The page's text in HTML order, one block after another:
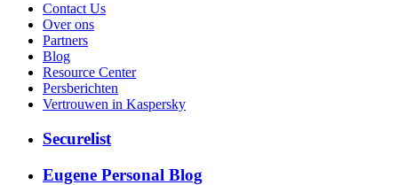
Contact Us
Over ons
Partners
Blog
Resource Center
Persberichten
Vertrouwen in Kaspersky
Securelist
Eugene Personal Blog